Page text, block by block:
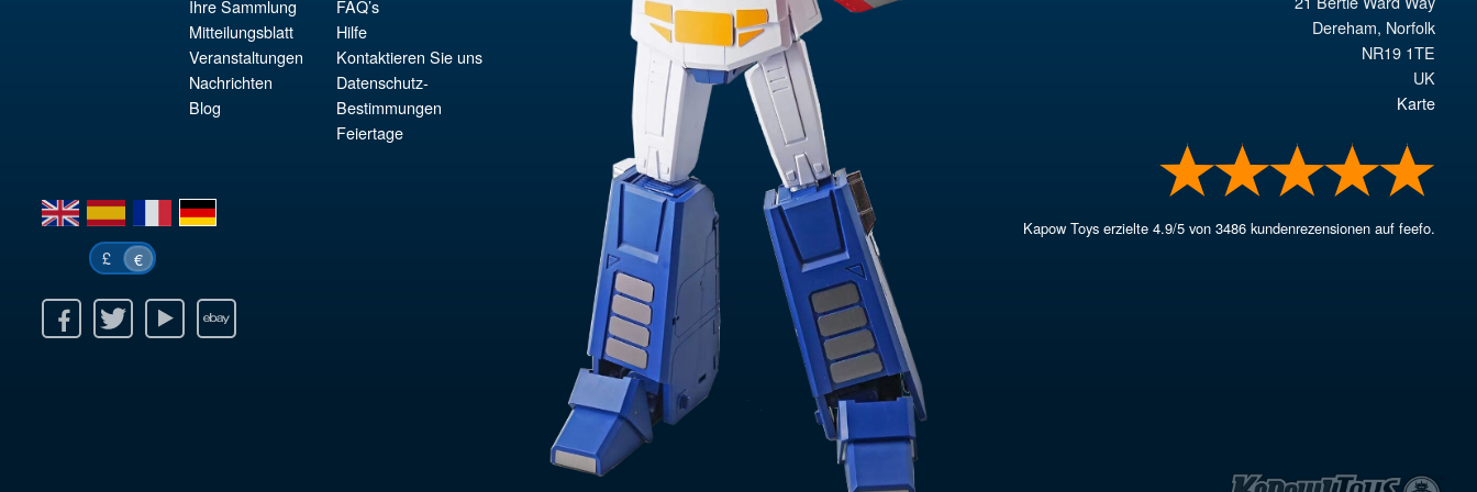
Ihre Sammlung
Mitteilungsblatt
Veranstaltungen
Nachrichten
Blog
FAQ’s
Hilfe
Kontaktieren Sie uns
Datenschutz-
Bestimmungen
Feiertage
en es fr de
£ €
Youtube Ebay
Dereham, Norfolk
NR19 1TE
UK
Karte
Kapow Toys erzielte4.9/5 von3486 kundenrezensionen auf feefo.